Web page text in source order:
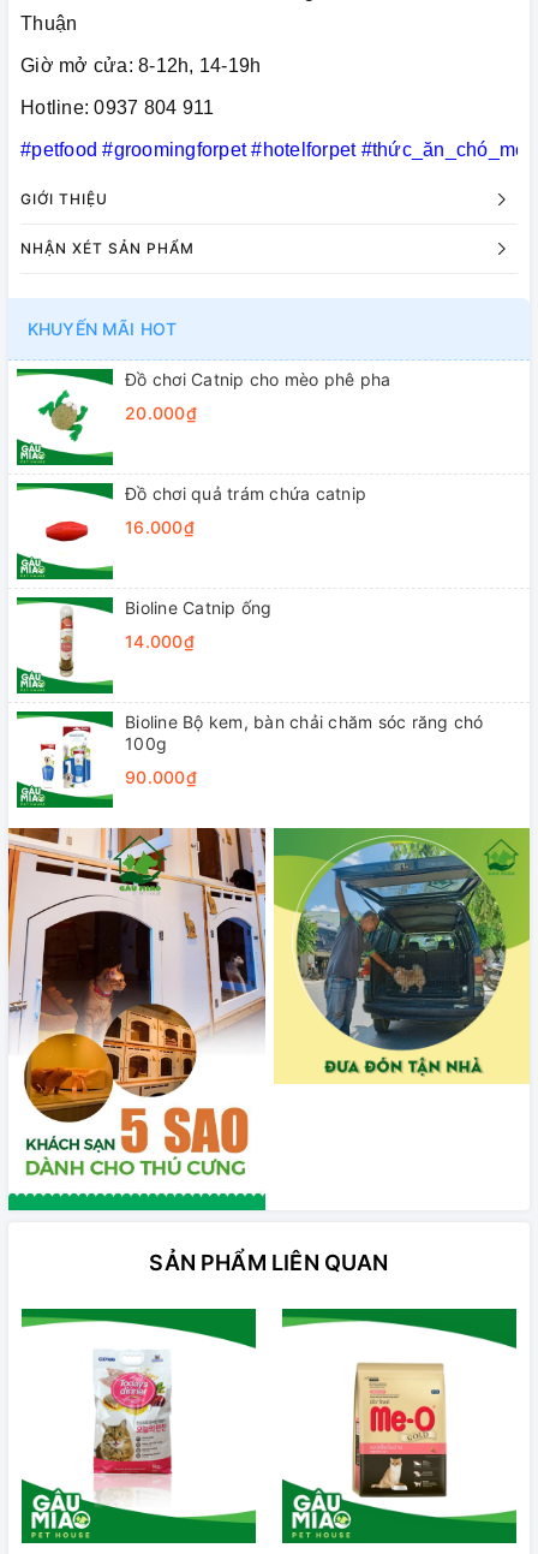
Thuận
Giờ mở cửa: 8-12h, 14-19h
Hotline: 0937 804 911
#petfood #groomingforpet #hotelforpet #thức_ăn_chó_mèo
GIỚI THIỆU
NHẬN XÉT SẢN PHẨM
KHUYẾN MÃI HOT
Đồ chơi Catnip cho mèo phê pha
20.000₫
Đồ chơi quả trám chứa catnip
16.000₫
Bioline Catnip ống
14.000₫
Bioline Bộ kem, bàn chải chăm sóc răng chó
100g
90.000₫
SẢN PHẨM LIÊN QUAN